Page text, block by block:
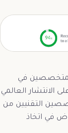
في
الانتشار العالمي
التقنيين من
في اتخاذ